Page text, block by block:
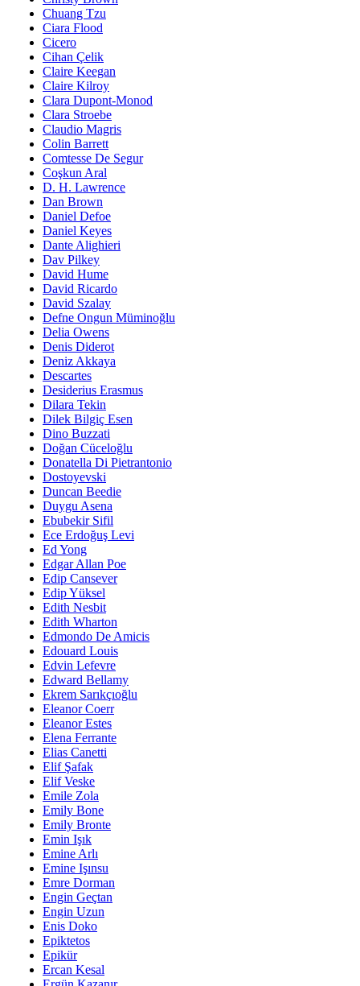
Chuang Tzu
Ciara Flood
Cicero
Cihan Çelik
Claire Keegan
Claire Kilroy
Clara Dupont-Monod
Clara Stroebe
Claudio Magris
Colin Barrett
Comtesse De Segur
Coşkun Aral
D. H. Lawrence
Dan Brown
Daniel Defoe
Daniel Keyes
Dante Alighieri
Dav Pilkey
David Hume
David Ricardo
David Szalay
Defne Ongun Müminoğlu
Delia Owens
Denis Diderot
Deniz Akkaya
Descartes
Desiderius Erasmus
Dilara Tekin
Dilek Bilgiç Esen
Dino Buzzati
Doğan Cüceloğlu
Donatella Di Pietrantonio
Dostoyevski
Duncan Beedie
Duygu Asena
Ebubekir Sifil
Ece Erdoğuş Levi
Ed Yong
Edgar Allan Poe
Edip Cansever
Edip Yüksel
Edith Nesbit
Edith Wharton
Edmondo De Amicis
Edouard Louis
Edvin Lefevre
Edward Bellamy
Ekrem Sarıkçıoğlu
Eleanor Coerr
Eleanor Estes
Elena Ferrante
Elias Canetti
Elif Şafak
Elif Veske
Emile Zola
Emily Bone
Emily Bronte
Emin Işık
Emine Arlı
Emine Işınsu
Emre Dorman
Engin Geçtan
Engin Uzun
Enis Doko
Epiktetos
Epikür
Ercan Kesal